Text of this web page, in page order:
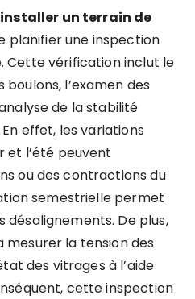
installer un terrain de
planifier une inspection
Cette vérification inclut le
l’examen des
de la stabilité
effet, les variations
et l’été peuvent
ou des contractions du
semestrielle permet
désalignements. De plus,
la tension des
des vitrages à l’aide
cette inspection